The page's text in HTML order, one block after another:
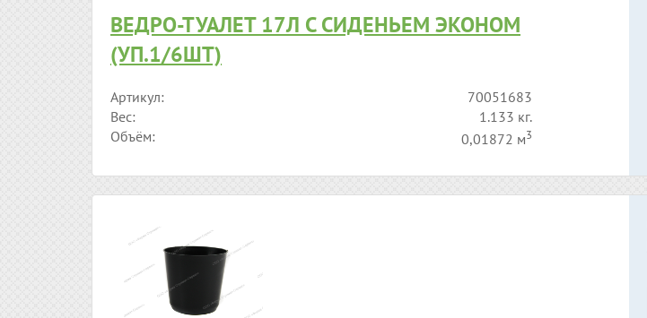
ВЕДРО-ТУАЛЕТ 17Л С СИДЕНЬЕМ ЭКОНОМ
(УП.1/6ШТ)
Артикул:
70051683
Вес:
1.133 кг.
Объём:
0,01872 м3